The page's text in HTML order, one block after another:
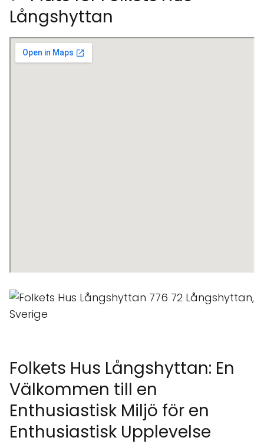
Långshyttan
Folkets Hus Långshyttan: En
Välkommen till en
Enthusiastisk Miljö för en
Enthusiastisk Upplevelse